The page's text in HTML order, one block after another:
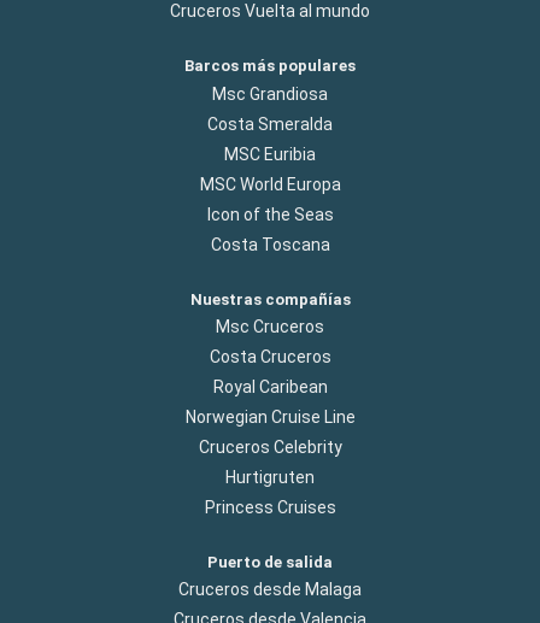
Cruceros Vuelta al mundo
Barcos más populares
Msc Grandiosa
Costa Smeralda
MSC Euribia
MSC World Europa
Icon of the Seas
Costa Toscana
Nuestras compañías
Msc Cruceros
Costa Cruceros
Royal Caribean
Norwegian Cruise Line
Cruceros Celebrity
Hurtigruten
Princess Cruises
Puerto de salida
Cruceros desde Malaga